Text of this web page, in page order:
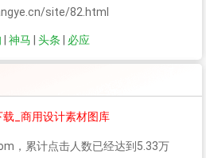
site/82.html
神马 头条 必应
_商用设计素材图库
，累计点击人数已经达到5.33万